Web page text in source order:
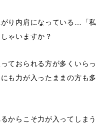
り内肩になっている…「私
ゃいますか？
ておられる方が多くいらっ
も力が入ったままの方も多
からこそ力が入ってしまう